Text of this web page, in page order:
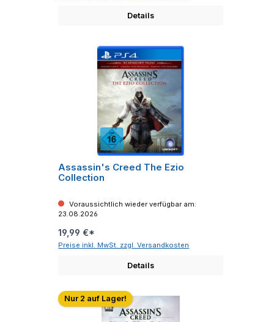
Details
Assassin's Creed The Ezio
Collection
Voraussichtlich wieder verfügbar am:
23.08.2026
19,99 €*
Preise inkl. MwSt. zzgl. Versandkosten
Details
Nur 2 auf Lager!